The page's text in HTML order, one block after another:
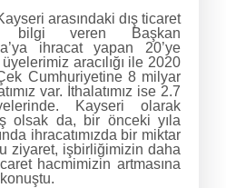
arasındaki dış ticaret
bilgi veren Başkan
ihracat yapan 20’ye
aracılığı ile 2020
Cumhuriyetine 8 milyar
var. İthalatımız ise 2.7
Kayseri olarak
olsak da, bir önceki yıla
ihracatımızda bir miktar
ziyaret, işbirliğimizin daha
hacmimizin artmasına